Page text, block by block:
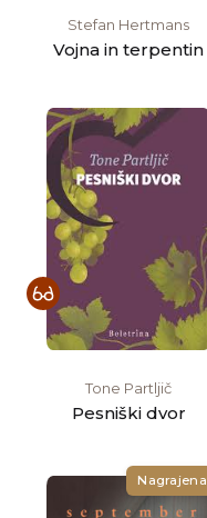
Stefan Hertmans
Vojna in terpentin
Tone Partljič
Pesniški dvor
Nagrajena